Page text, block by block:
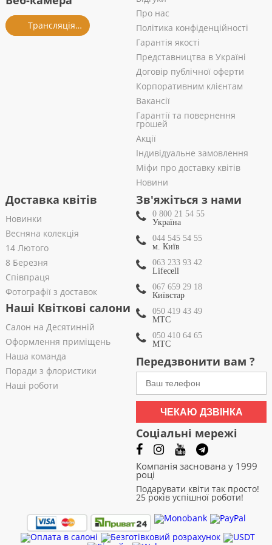
Трансляція із салону
Про нас
Політика конфіденційності
Гарантія якості
Представництва в Україні
Договір публічної оферти
Корпоративним клієнтам
Вакансії
Гарантії та повернення
грошей
Акції
Індивідуальне замовлення
Міфи про доставку квітів
Новини
Доставка квітів
Новинки
Весняна колекція
14 Лютого
8 Березня
Співпраця
Фотографії з доставок
Наші Квіткові салони
Салон на Десятинній
Оформлення приміщень
Наша команда
Поради з флористики
Наші роботи
Зв'яжіться з нами
0 800 21 54 55
Україна
044 545 54 55
м. Київ
063 233 93 42
Lifecell
067 659 29 18
Київстар
050 419 43 49
МТС
050 410 64 65
МТС
Передзвонити вам ?
ЧЕКАЮ ДЗВІНКА
Соціальні мережі
Компанія заснована у 1999
році
Подарувати квіти так просто!
25 років успішної роботи!